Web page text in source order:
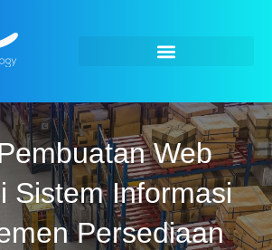
Web
Sistem Informasi
Persediaan